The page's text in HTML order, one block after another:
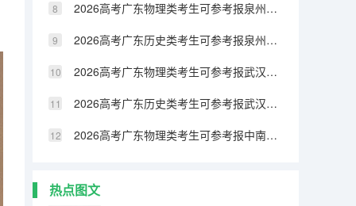
2026高考广东物理类考生可参考报泉州纺织服装职业学院的专业汇总
2026高考广东历史类考生可参考报泉州纺织服装职业学院的专业汇总
2026高考广东物理类考生可参考报武汉生物工程学院的专业汇总
2026高考广东历史类考生可参考报武汉生物工程学院的专业汇总
2026高考广东物理类考生可参考报中南林业科技大学涉外学院的专业汇总
热点图文